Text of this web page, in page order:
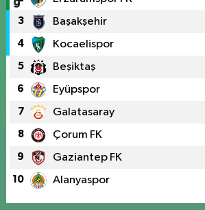
3 Başakşehir
4 Kocaelispor
5 Beşiktaş
6 Eyüpspor
7 Galatasaray
8 Çorum FK
9 Gaziantep FK
10 Alanyaspor